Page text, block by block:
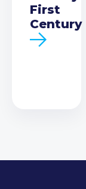
First
Century